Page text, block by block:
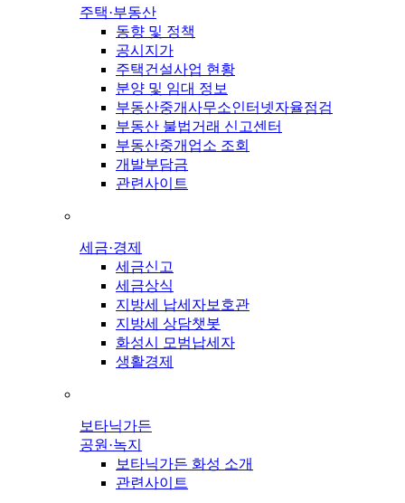
주택·부동산
동향 및 정책
공시지가
주택건설사업 현황
분양 및 임대 정보
부동산중개사무소인터넷자율점검
부동산 불법거래 신고센터
부동산중개업소 조회
개발부담금
관련사이트
세금·경제
세금신고
세금상식
지방세 납세자보호관
지방세 상담챗봇
화성시 모범납세자
생활경제
보타닉가든
공원·녹지
보타닉가든 화성 소개
관련사이트